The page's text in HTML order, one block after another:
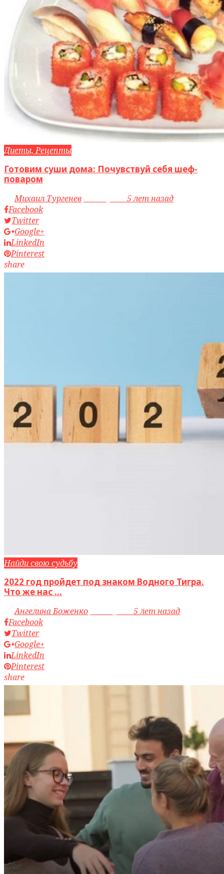
Диеты, Рецепты
Готовим суши дома: Почувствуй себя шеф-
поваром
byМихаил Тургенев
5 лет назад
Facebook
Twitter
Google+
LinkedIn
Pinterest
share
Найди свою судьбу
2022 год пройдет под знаком Водного Тигра.
Что же нас ...
byАнгелина Боженко
5 лет назад
Facebook
Twitter
Google+
LinkedIn
Pinterest
share